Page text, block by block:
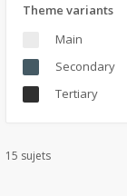
Theme variants
Main
Secondary
Tertiary
15 sujets